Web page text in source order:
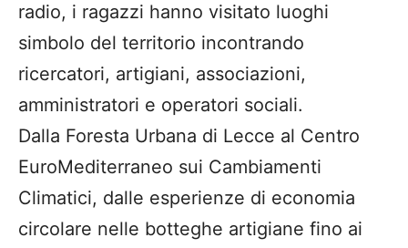
radio, i ragazzi hanno visitato luoghi
simbolo del territorio incontrando
ricercatori, artigiani, associazioni,
amministratori e operatori sociali.
Dalla Foresta Urbana di Lecce al Centro
EuroMediterraneo sui Cambiamenti
Climatici, dalle esperienze di economia
circolare nelle botteghe artigiane fino ai